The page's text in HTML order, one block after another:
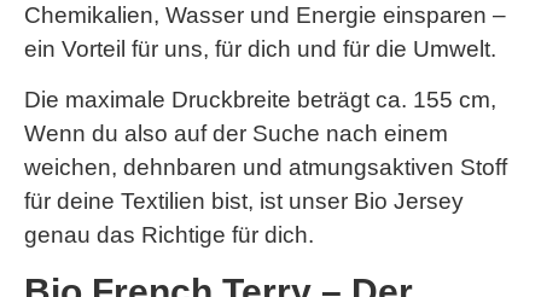
Chemikalien, Wasser und Energie einsparen –
ein Vorteil für uns, für dich und für die Umwelt.
Die maximale Druckbreite beträgt ca. 155 cm,
Wenn du also auf der Suche nach einem
weichen, dehnbaren und atmungsaktiven Stoff
für deine Textilien bist, ist unser Bio Jersey
genau das Richtige für dich.